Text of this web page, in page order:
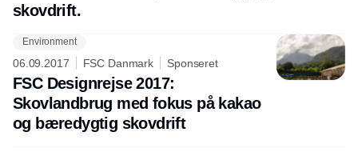
skovdrift.
Environment
06.09.2017 FSC Danmark Sponseret
FSC Designrejse 2017:
Skovlandbrug med fokus på kakao
og bæredygtig skovdrift